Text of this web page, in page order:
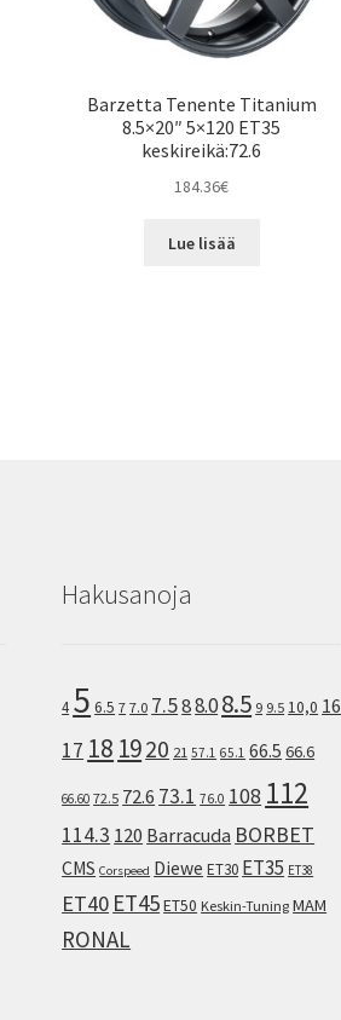
Barzetta Tenente Titanium
8.5×20″ 5×120 ET35
keskireikä:72.6
184.36€
Lue lisää
Hakusanoja
4 5 6.5 7 7.0 7.588.08.5 9 9.5 10,0 16
17 18 1920 21 57.1 65.1 66.5 66.6
66.60 72.5 72.6 73.1 76.0 108 112
114.3 120 Barracuda BORBET
CMS Corspeed Diewe ET30 ET35 ET38
ET40 ET45ET50 Keskin-Tuning MAM
RONAL